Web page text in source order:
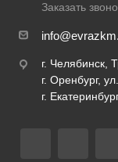
Заказать
г. Челябинск,
г. Оренбург,
г.